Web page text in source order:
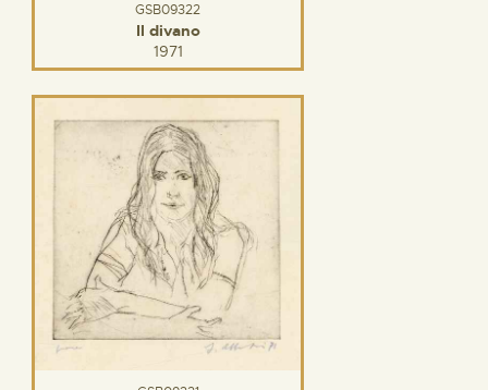
GSB09322
Il divano
1971